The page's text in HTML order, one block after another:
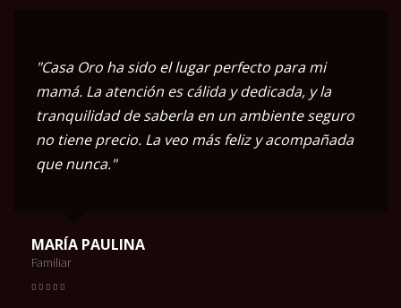
"Casa Oro ha sido el lugar perfecto para mi
mamá. La atención es cálida y dedicada, y la
tranquilidad de saberla en un ambiente seguro
no tiene precio. La veo más feliz y acompañada
que nunca."
MARÍA PAULINA
Familiar